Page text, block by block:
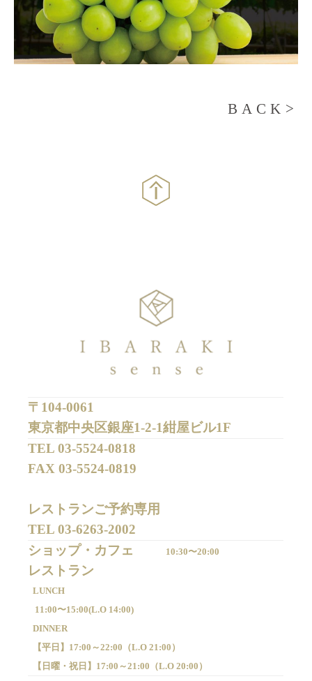
BACK>
〒104-0061
東京都中央区銀座1-2-1紺屋ビル1F
TEL 03-5524-0818
FAX 03-5524-0819
レストランご予約専用
TEL 03-6263-2002
ショップ・カフェ
10:30〜20:00
LUNCH
11:00〜15:00(L.O 14:00)
DINNER
【平日】 17:00～22:00（L.O 21:00）
【日曜・祝日】 17:00～21:00（L.O 20:00）